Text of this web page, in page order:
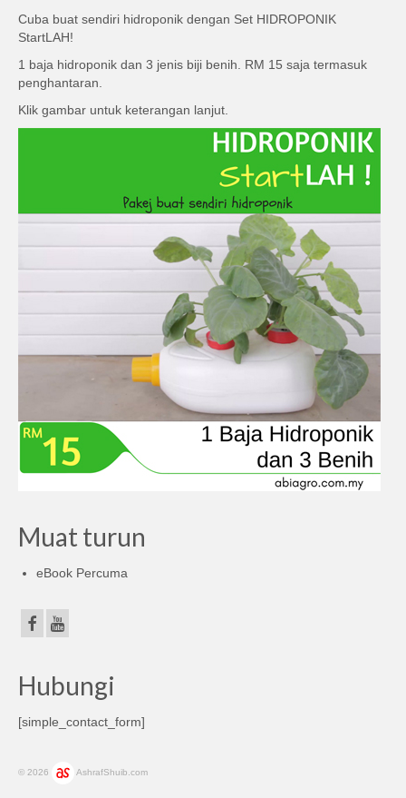
Cuba buat sendiri hidroponik dengan Set HIDROPONIK
StartLAH!
1 baja hidroponik dan 3 jenis biji benih. RM 15 saja termasuk
penghantaran.
Klik gambar untuk keterangan lanjut.
Muat turun
eBook Percuma
Hubungi
[simple_contact_form]
© 2026 AshrafShuib.com